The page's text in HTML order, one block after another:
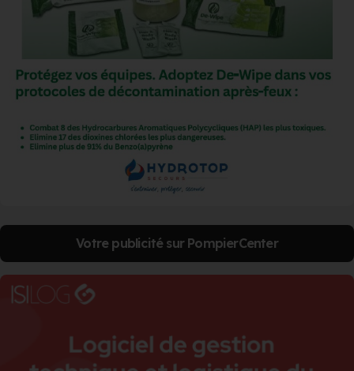
Votre publicité sur PompierCenter